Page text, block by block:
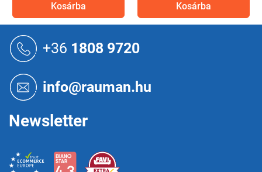
Kosárba Kosárba
+36 1808 9720
info@rauman.hu
Newsletter